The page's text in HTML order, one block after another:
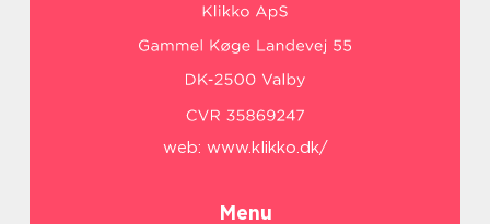
web: www.klikko.dk/
Menu